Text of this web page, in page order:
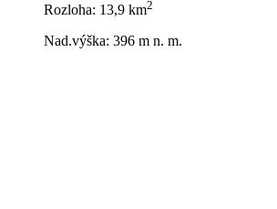
Rozloha: 13,9 km2
Nad.výška: 396 m n. m.